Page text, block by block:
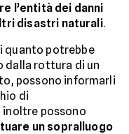
l’entità dei danni
disastri naturali.
quanto potrebbe
dalla rottura di un
possono informarli
di
inoltre possono
un sopralluogo